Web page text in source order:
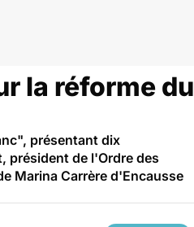
la réforme du
présentant dix
président de l'Ordre des
Marina Carrère d'Encausse